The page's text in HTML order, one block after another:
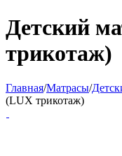
Детский
трикотаж)​
Главная/Матрасы/
(LUX трикотаж)​